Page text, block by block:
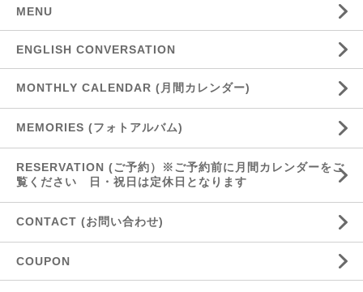
MENU
ENGLISH CONVERSATION
MONTHLY CALENDAR (月間カレンダー)
MEMORIES (フォトアルバム)
RESERVATION (ご予約）※ご予約前に月間カレンダーをご
覧ください 日・祝日は定休日となります
CONTACT (お問い合わせ)
COUPON